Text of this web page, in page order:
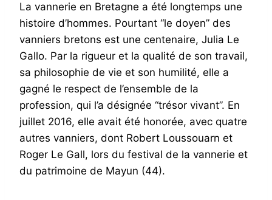
La vannerie en Bretagne a été longtemps une
histoire d’hommes. Pourtant “le doyen” des
vanniers bretons est une centenaire, Julia Le
Gallo. Par la rigueur et la qualité de son travail,
sa philosophie de vie et son humilité, elle a
gagné le respect de l’ensemble de la
profession, qui l’a désignée “trésor vivant”. En
juillet 2016, elle avait été honorée, avec quatre
autres vanniers, dont Robert Loussouarn et
Roger Le Gall, lors du festival de la vannerie et
du patrimoine de Mayun (44).